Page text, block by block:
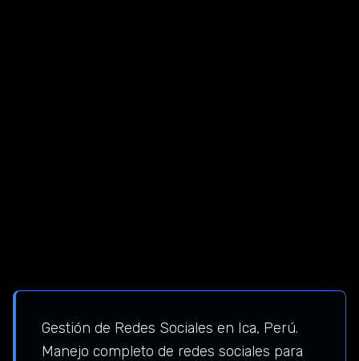
Gestión de Redes Sociales en Ica, Perú.
Manejo completo de redes sociales para